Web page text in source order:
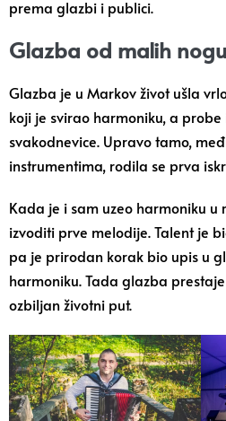
prema glazbi i publici.
Glazba od malih nogu
Glazba je u Markov život ušla
koji je svirao harmoniku, a
svakodnevice. Upravo tamo,
instrumentima, rodila se prva
Kada je i sam uzeo harmoniku u
izvoditi prve melodije. Talent je
pa je prirodan korak bio upis u
harmoniku. Tada glazba
ozbiljan životni put.